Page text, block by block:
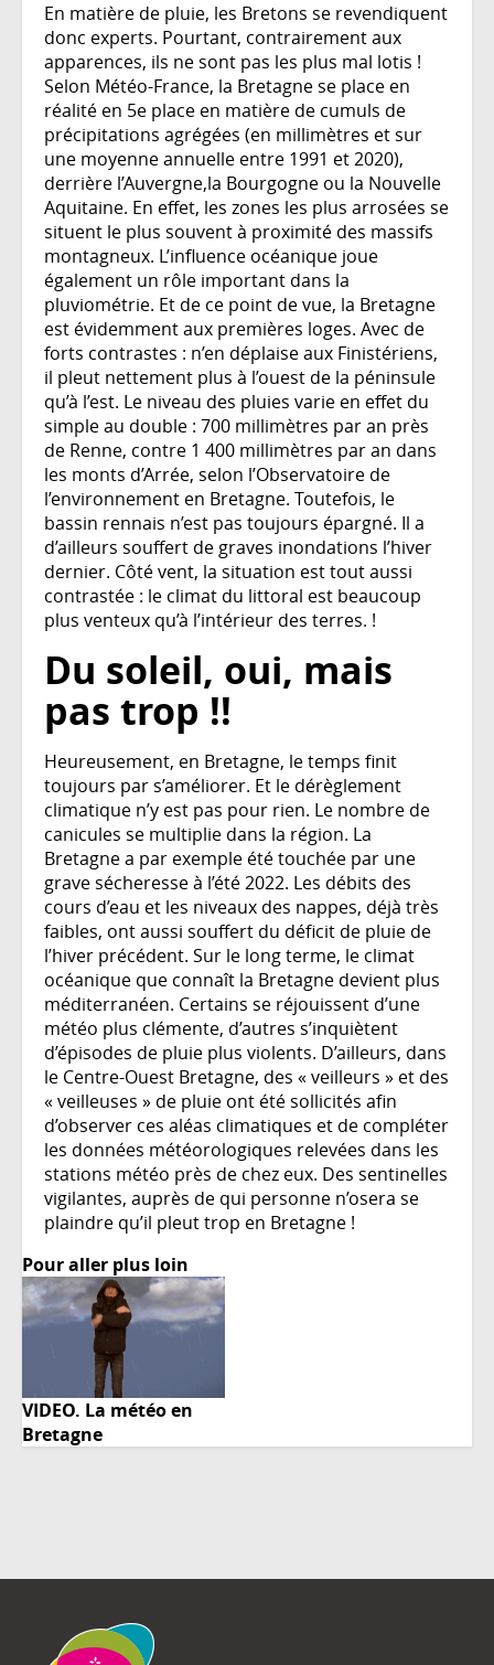
En matière de pluie, les Bretons se revendiquent
donc experts. Pourtant, contrairement aux
apparences, ils ne sont pas les plus mal lotis !
Selon Météo-France, la Bretagne se place en
réalité en 5e place en matière de cumuls de
précipitations agrégées (en millimètres et sur
une moyenne annuelle entre 1991 et 2020),
derrière l’Auvergne,la Bourgogne ou la Nouvelle
Aquitaine. En effet, les zones les plus arrosées se
situent le plus souvent à proximité des massifs
montagneux. L’influence océanique joue
également un rôle important dans la
pluviométrie. Et de ce point de vue, la Bretagne
est évidemment aux premières loges. Avec de
forts contrastes : n’en déplaise aux Finistériens,
il pleut nettement plus à l’ouest de la péninsule
qu’à l’est. Le niveau des pluies varie en effet du
simple au double : 700 millimètres par an près
de Renne, contre 1 400 millimètres par an dans
les monts d’Arrée, selon l’Observatoire de
l’environnement en Bretagne. Toutefois, le
bassin rennais n’est pas toujours épargné. Il a
d’ailleurs souffert de graves inondations l’hiver
dernier. Côté vent, la situation est tout aussi
contrastée : le climat du littoral est beaucoup
plus venteux qu’à l’intérieur des terres. !
Du soleil, oui, mais
pas trop !!
Heureusement, en Bretagne, le temps finit
toujours par s’améliorer. Et le dérèglement
climatique n’y est pas pour rien. Le nombre de
canicules se multiplie dans la région. La
Bretagne a par exemple été touchée par une
grave sécheresse à l’été 2022. Les débits des
cours d’eau et les niveaux des nappes, déjà très
faibles, ont aussi souffert du déficit de pluie de
l’hiver précédent. Sur le long terme, le climat
océanique que connaît la Bretagne devient plus
méditerranéen. Certains se réjouissent d’une
météo plus clémente, d’autres s’inquiètent
d’épisodes de pluie plus violents. D’ailleurs, dans
le Centre-Ouest Bretagne, des « veilleurs » et des
« veilleuses » de pluie ont été sollicités afin
d’observer ces aléas climatiques et de compléter
les données météorologiques relevées dans les
stations météo près de chez eux. Des sentinelles
vigilantes, auprès de qui personne n’osera se
plaindre qu’il pleut trop en Bretagne !
Pour aller plus loin
VIDEO. La météo en
Bretagne